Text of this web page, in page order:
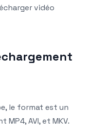
vidéo
le format est un
AVI, et MKV.